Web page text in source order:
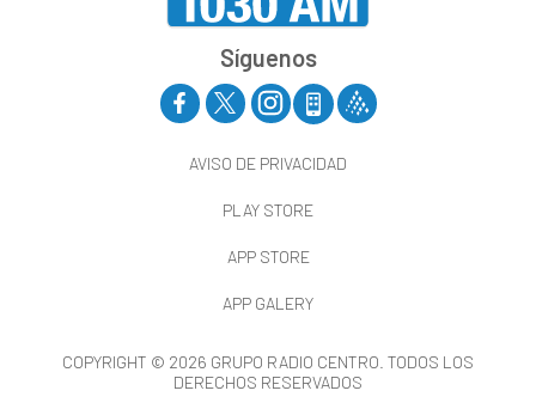
Síguenos
AVISO DE PRIVACIDAD
PLAY STORE
APP STORE
APP GALERY
COPYRIGHT © 2026 GRUPO RADIO CENTRO. TODOS LOS
DERECHOS RESERVADOS